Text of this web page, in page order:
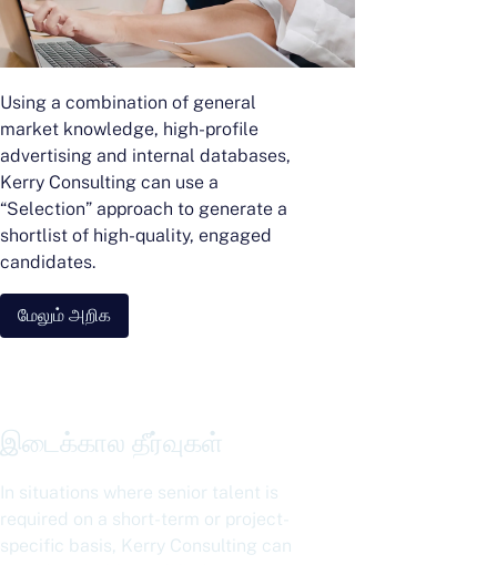
Using a combination of general
market knowledge, high-profile
advertising and internal databases,
Kerry Consulting can use a
“Selection” approach to generate a
shortlist of high-quality, engaged
candidates.
மேலும் அறிக
இடைக்கால தீர்வுகள்
In situations where senior talent is
required on a short-term or project-
specific basis, Kerry Consulting can